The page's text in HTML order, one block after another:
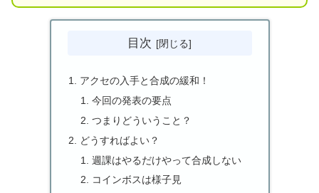
目次
アクセの入手と合成の緩和！
今回の発表の要点
つまりどういうこと？
どうすればよい？
週課はやるだけやって合成しない
コインボスは様子見